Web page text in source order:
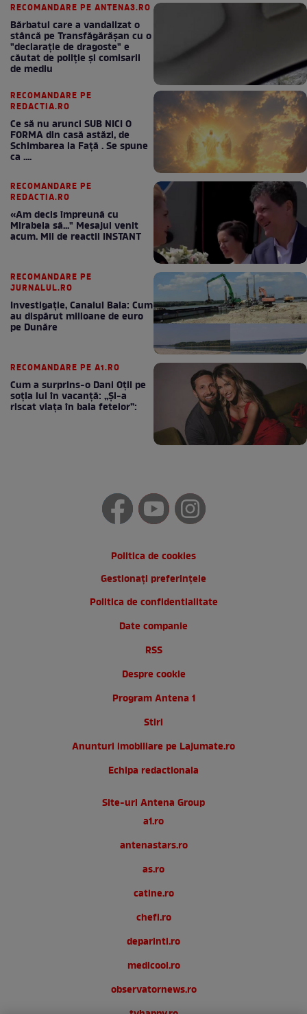
RECOMANDARE PE ANTENA3.RO
Bărbatul care a vandalizat o
stâncă pe Transfăgărășan cu o
"declaraţie de dragoste" e
căutat de poliție și comisarii
de mediu
RECOMANDARE PE
REDACTIA.RO
Ce să nu arunci SUB NICI O
FORMA din casă astăzi, de
Schimbarea la Față . Se spune
ca ....
RECOMANDARE PE
REDACTIA.RO
«Am decis împreună cu
Mirabela să..." Mesajul venit
acum. Mii de reactii INSTANT
RECOMANDARE PE
JURNALUL.RO
Investigație, Canalul Bala: Cum
au dispărut milioane de euro
pe Dunăre
RECOMANDARE PE A1.RO
Cum a surprins-o Dani Oțil pe
soția lui în vacanță: „Și-a
riscat viața în baia fetelor”:
Politica de cookies
Gestionați preferințele
Politica de confidentialitate
Date companie
RSS
Despre cookie
Program Antena 1
Stiri
Anunturi imobiliare pe Lajumate.ro
Echipa redactionala
Site-uri Antena Group
a1.ro
antenastars.ro
as.ro
catine.ro
chefi.ro
deparinti.ro
medicool.ro
observatornews.ro